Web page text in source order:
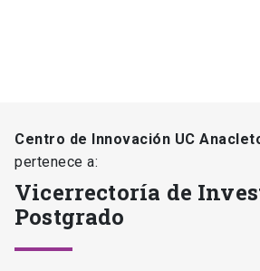
Centro de Innovación UC
pertenece a:
Vicerrectoría de
Postgrado